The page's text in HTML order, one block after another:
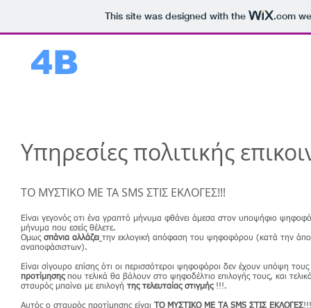
This site was designed with the .com
4B
Υπηρεσίες πολιτικής
ΤΟ ΜΥΣΤΙΚΟ ΜΕ ΤΑ SMS ΣΤΙΣ ΕΚΛΟΓΕΣ!!!
Είναι γεγονός οτι ένα γραπτό μήνυμα φθάνει άμεσα στον υποψήφιο
μήνυμα που εσείς θέλετε.
Ομως σπάνια αλλάζει την εκλογική απόφαση του ψηφοφόρου (κατά την
αναποφάσιστων).
Είναι σίγουρο επίσης ότι οι περισσότεροι ψηφοφόροι δεν έχουν υπόψη τους
προτίμησηςπου τελικά θα βάλουν στο ψηφοδέλτιο επιλογής τους, και
σταυρός μπαίνει με επιλογή της τελευταίας στιγμής!!!.
Αυτός ο σταυρός προτίμησης είναι ΤΟ ΜΥΣΤΙΚΟ ΜΕ ΤΑ SMS ΣΤΙΣ ΕΚΛΟΓΕΣ